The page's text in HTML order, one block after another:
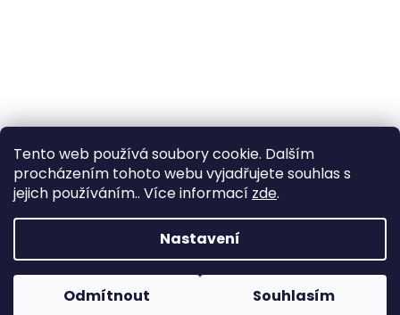
Tento web používá soubory cookie. Dalším
procházením tohoto webu vyjadřujete souhlas s
jejich používáním.. Více informací zde.
Nastavení
Odmítnout Souhlasím
Vytvořil Shoptet
Copyright 2026Zahrada Výstaviště. Všechna práva
vyhrazena.
Upravit nastavení cookies